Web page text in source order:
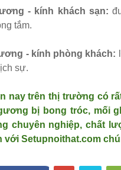
- kính khách sạn:
tắm.
- kính phòng khách:
sự.
nay trên thị trường có
bị bong tróc, mối
chuyên nghiệp, chất
với Setupnoithat.com